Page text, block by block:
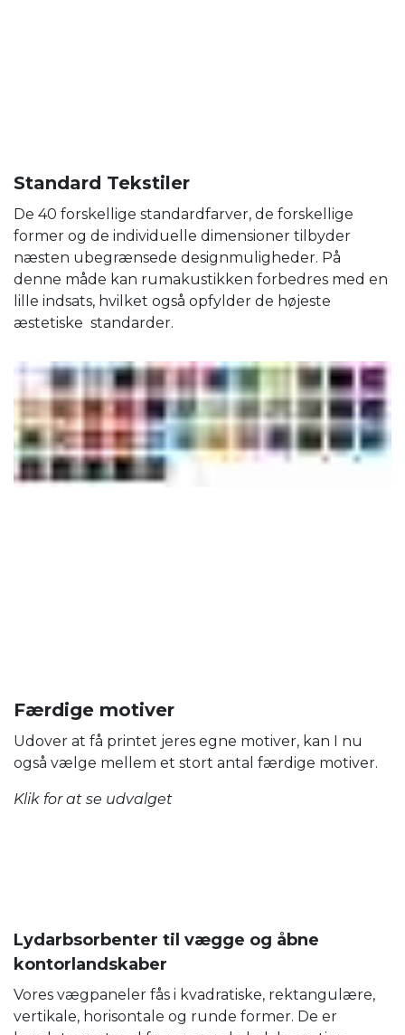
Standard Tekstiler
De 40 forskellige standardfarver, de forskellige
former og de individuelle dimensioner tilbyder
næsten ubegrænsede designmuligheder. På
denne måde kan rumakustikken forbedres med en
lille indsats, hvilket også opfylder de højeste
æstetiske standarder.
Færdige motiver
Udover at få printet jeres egne motiver, kan I nu
også vælge mellem et stort antal færdige motiver.
Klik for at se udvalget
Lydarbsorbenter til vægge og åbne
kontorlandskaber
Vores vægpaneler fås i kvadratiske, rektangulære,
vertikale, horisontale og runde former. De er